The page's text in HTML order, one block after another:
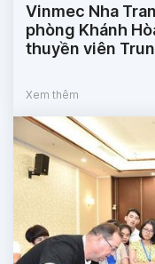
Vinmec Nha
phòng Khánh
thuyền viên
Xem thêm